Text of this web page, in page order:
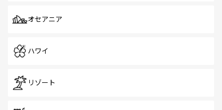
オセアニア
ハワイ
リゾート